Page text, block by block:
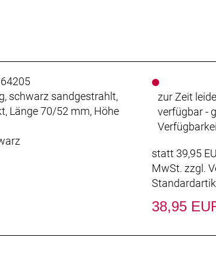
schwarz sandgestrahlt,
Länge 70/52 mm, Höhe
zur Zeit
verfügbar -
statt 39,95
MwSt. zzgl.
38,95